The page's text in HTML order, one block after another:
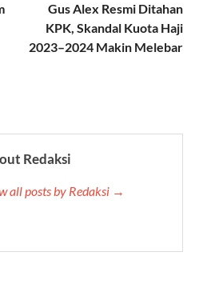
Gus Alex Resmi Ditahan
KPK, Skandal Kuota Haji
2023–2024 Makin Melebar
Redaksi
all posts by Redaksi →